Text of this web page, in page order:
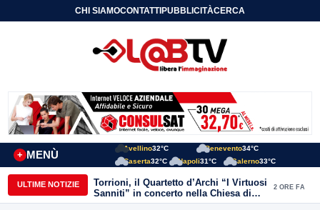
CHI SIAMOCONTATTIPUBBLICITÀCERCA
MENÙ
+
Avellino32°C Benevento34°C
Caserta32°C Napoli31°C Salerno33°C
ULTIME NOTIZIE
Torrioni, il Quartetto d’Archi “I Virtuosi
Sanniti” in concerto nella Chiesa di
San Michele Arcangelo
2 ORE FA